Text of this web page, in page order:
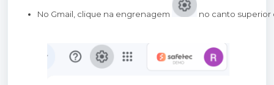
No Gmail, clique na engrenagem no canto superior